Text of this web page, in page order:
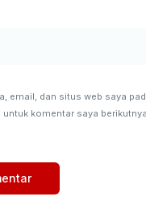
email, dan situs web saya
untuk komentar saya